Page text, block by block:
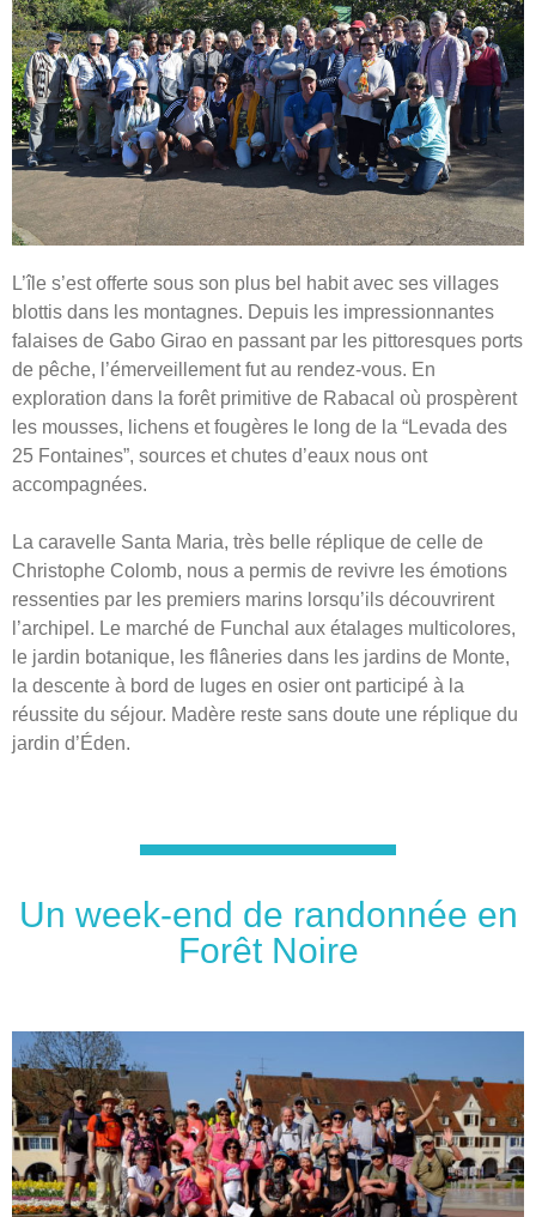
L’île s’est offerte sous son plus bel habit avec ses villages
blottis dans les montagnes. Depuis les impressionnantes
falaises de Gabo Girao en passant par les pittoresques ports
de pêche, l’émerveillement fut au rendez-vous. En
exploration dans la forêt primitive de Rabacal où prospèrent
les mousses, lichens et fougères le long de la “Levada des
25 Fontaines”, sources et chutes d’eaux nous ont
accompagnées.
La caravelle Santa Maria, très belle réplique de celle de
Christophe Colomb, nous a permis de revivre les émotions
ressenties par les premiers marins lorsqu’ils découvrirent
l’archipel. Le marché de Funchal aux étalages multicolores,
le jardin botanique, les flâneries dans les jardins de Monte,
la descente à bord de luges en osier ont participé à la
réussite du séjour. Madère reste sans doute une réplique du
jardin d’Éden.
Un week-end de randonnée en
Forêt Noire